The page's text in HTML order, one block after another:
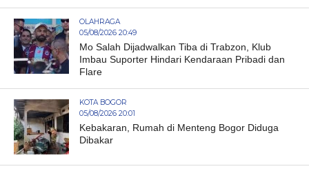
OLAHRAGA
05/08/2026 20:49
Mo Salah Dijadwalkan Tiba di Trabzon, Klub
Imbau Suporter Hindari Kendaraan Pribadi dan
Flare
KOTA BOGOR
05/08/2026 20:01
Kebakaran, Rumah di Menteng Bogor Diduga
Dibakar